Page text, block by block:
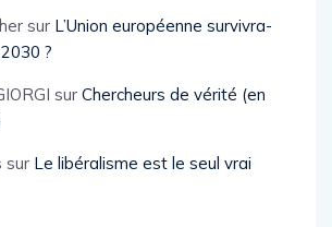
sur L’Union européenne survivra-
?
sur Chercheurs de vérité (en
sur Le libéralisme est le seul vrai